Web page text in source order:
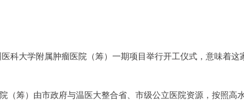
科大学附属肿瘤医院（筹）一期项目举行开工仪式，意味着这
（筹）由市政府与温医大整合省、市级公立医院资源，按照高